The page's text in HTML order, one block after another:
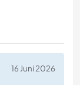
16 Juni 2026